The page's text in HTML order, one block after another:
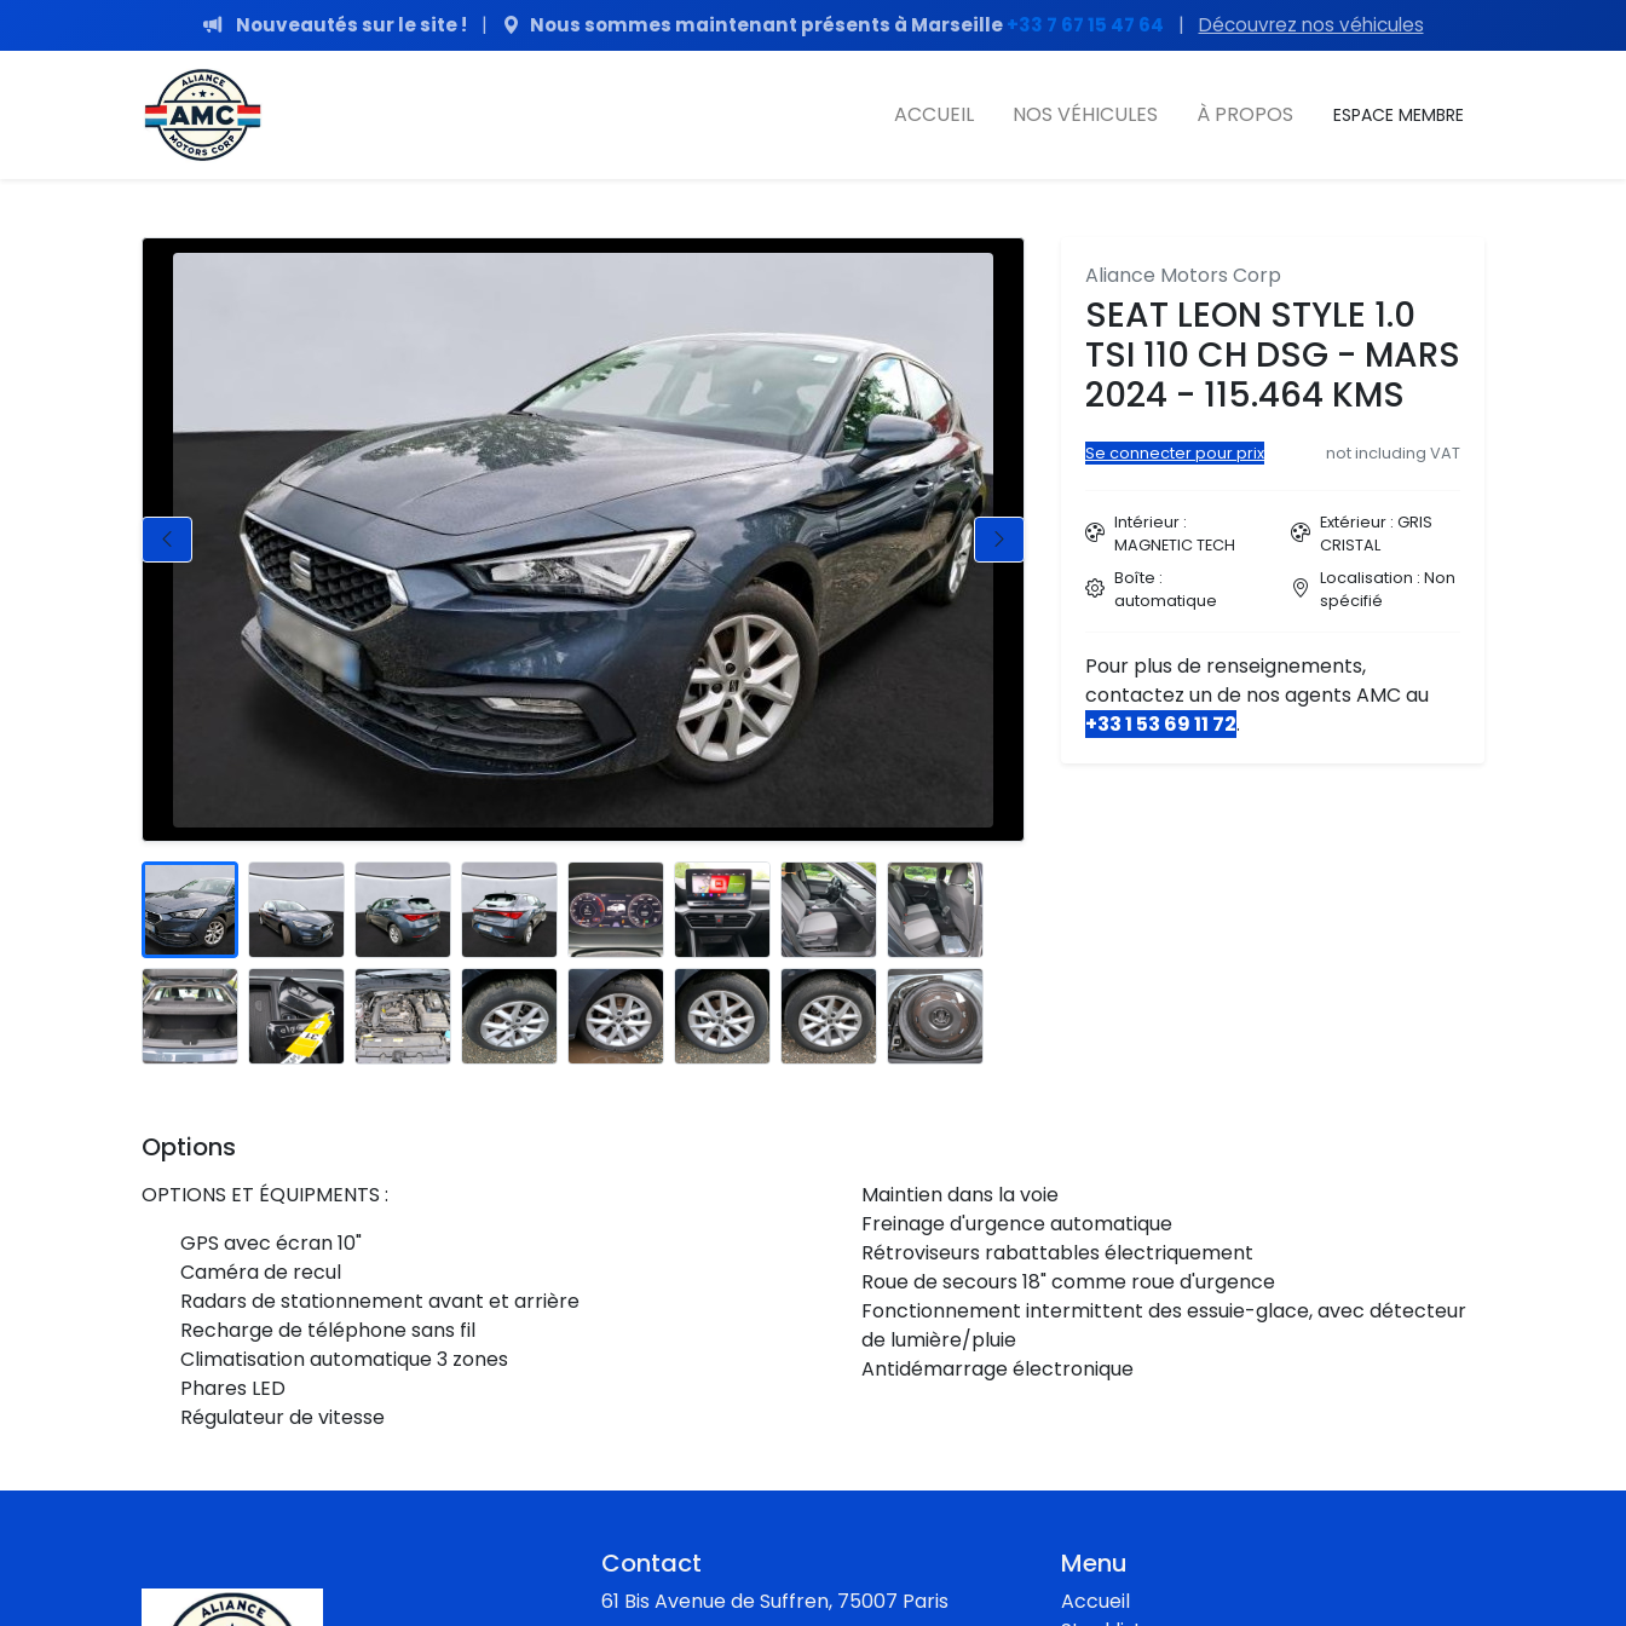
Nouveautés sur le site ! | Nous sommes maintenant présents à Marseille+33 7 67 15 47 64 | Découvrez nos véhicules
ACCUEIL NOS VÉHICULES À PROPOS ESPACE MEMBRE
Aliance Motors Corp
SEAT LEON STYLE 1.0
TSI 110 CH DSG - MARS
2024 - 115.464 KMS
Se connecter pour prix not including VAT
Intérieur :
MAGNETIC TECH
Boîte :
automatique
Extérieur : GRIS
CRISTAL
Localisation : Non
spécifié
Pour plus de renseignements,
contactez un de nos agents AMC au
+33 1 53 69 11 72.
Options
OPTIONS ET ÉQUIPMENTS :
GPS avec écran 10"
Caméra de recul
Radars de stationnement avant et arrière
Recharge de téléphone sans fil
Climatisation automatique 3 zones
Phares LED
Régulateur de vitesse
Maintien dans la voie
Freinage d'urgence automatique
Rétroviseurs rabattables électriquement
Roue de secours 18" comme roue d'urgence
Fonctionnement intermittent des essuie-glace, avec détecteur
de lumière/pluie
Antidémarrage électronique
Contact
61 Bis Avenue de Suffren, 75007 Paris
Menu
Accueil